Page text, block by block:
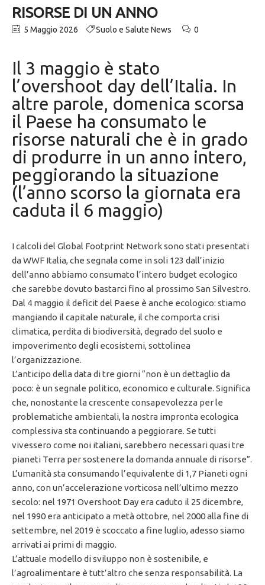
RISORSE DI UN ANNO
5 Maggio 2026 Suolo e Salute News 0
Il 3 maggio è stato
l’overshoot day dell’Italia. In
altre parole, domenica scorsa
il Paese ha consumato le
risorse naturali che è in grado
di produrre in un anno intero,
peggiorando la situazione
(l’anno scorso la giornata era
caduta il 6 maggio)
I calcoli del Global Footprint Network sono stati presentati
da WWF Italia, che segnala come in soli 123 dall’inizio
dell’anno abbiamo consumato l’intero budget ecologico
che sarebbe dovuto bastarci fino al prossimo San Silvestro.
Dal 4 maggio il deficit del Paese è anche ecologico: stiamo
mangiando il capitale naturale, il che comporta crisi
climatica, perdita di biodiversità, degrado del suolo e
impoverimento degli ecosistemi, sottolinea
l’organizzazione.
L’anticipo della data di tre giorni “non è un dettaglio da
poco: è un segnale politico, economico e culturale. Significa
che, nonostante la crescente consapevolezza per le
problematiche ambientali, la nostra impronta ecologica
complessiva sta continuando a peggiorare. Se tutti
vivessero come noi italiani, sarebbero necessari quasi tre
pianeti Terra per sostenere la domanda annuale di risorse”.
L’umanità sta consumando l’equivalente di 1,7 Pianeti ogni
anno, con un’accelerazione vorticosa nell’ultimo mezzo
secolo: nel 1971 Overshoot Day era caduto il 25 dicembre,
nel 1990 era anticipato a metà ottobre, nel 2000 alla fine di
settembre, nel 2019 è scoccato a fine luglio, adesso siamo
arrivati ai primi di maggio.
L’attuale modello di sviluppo non è sostenibile, e
l’agroalimentare è tutt’altro che senza responsabilità. La